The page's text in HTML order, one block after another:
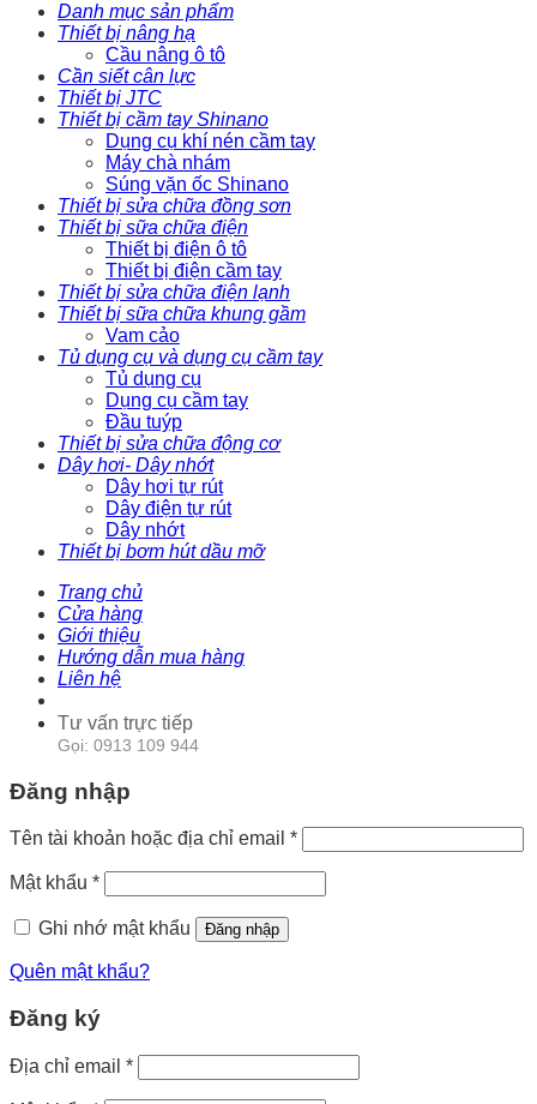
Danh mục sản phẩm
Thiết bị nâng hạ
Cầu nâng ô tô
Cần siết cân lực
Thiết bị JTC
Thiết bị cầm tay Shinano
Dụng cụ khí nén cầm tay
Máy chà nhám
Súng vặn ốc Shinano
Thiết bị sửa chữa đồng sơn
Thiết bị sữa chữa điện
Thiết bị điện ô tô
Thiết bị điện cầm tay
Thiết bị sửa chữa điện lạnh
Thiết bị sữa chữa khung gầm
Vam cảo
Tủ dụng cụ và dụng cụ cầm tay
Tủ dụng cụ
Dụng cụ cầm tay
Đầu tuýp
Thiết bị sửa chữa động cơ
Dây hơi- Dây nhớt
Dây hơi tự rút
Dây điện tự rút
Dây nhớt
Thiết bị bơm hút dầu mỡ
Trang chủ
Cửa hàng
Giới thiệu
Hướng dẫn mua hàng
Liên hệ
Tư vấn trực tiếp
Gọi: 0913 109 944
Đăng nhập
Tên tài khoản hoặc địa chỉ email *
Mật khẩu *
Ghi nhớ mật khẩu Đăng nhập
Quên mật khẩu?
Đăng ký
Địa chỉ email *